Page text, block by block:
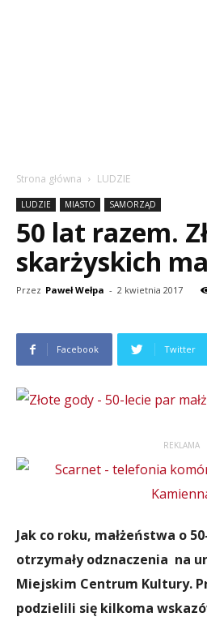
Strona główna LUDZIE
LUDZIE MIASTO SAMORZĄD
50 lat razem.
skarżyskich
Przez Paweł Wełpa - 2 kwietnia 2017
Facebook Twitter
REKLAMA
Jak co roku, małżeństwa o
otrzymały odznaczenia na
Miejskim Centrum Kultury.
podzielili się kilkoma